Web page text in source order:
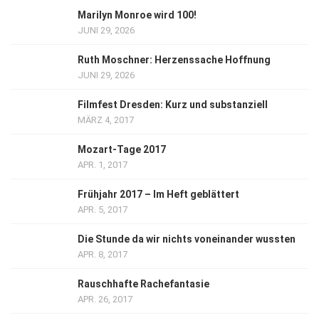
Marilyn Monroe wird 100!
JUNI 29, 2026
Ruth Moschner: Herzenssache Hoffnung
JUNI 29, 2026
Filmfest Dresden: Kurz und substanziell
MÄRZ 4, 2017
Mozart-Tage 2017
APR. 1, 2017
Frühjahr 2017 – Im Heft geblättert
APR. 5, 2017
Die Stunde da wir nichts voneinander wussten
APR. 8, 2017
Rauschhafte Rachefantasie
APR. 26, 2017